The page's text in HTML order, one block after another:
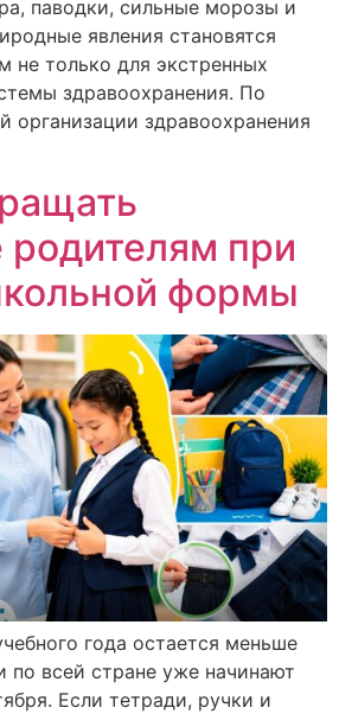
паводки, сильные морозы и
явления становятся
не только для экстренных
здравоохранения. По
организации здравоохранения
родителям при
формы
года остается меньше
по всей стране уже начинают
Если тетради, ручки и